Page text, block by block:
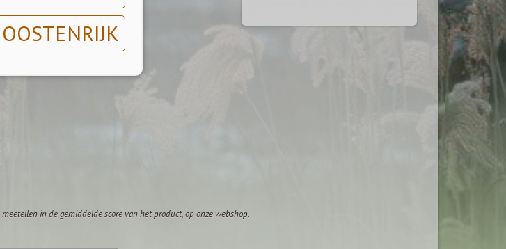
OOSTENRIJK
in de gemiddelde score van het product, op onze webshop.